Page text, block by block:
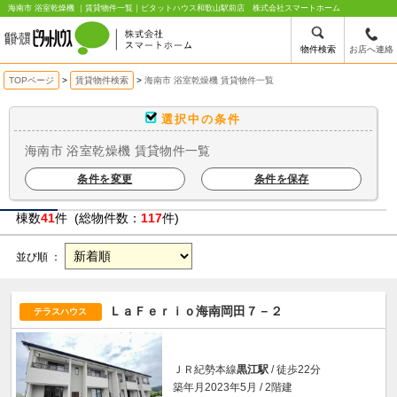
海南市 浴室乾燥機 ｜賃貸物件一覧｜ピタットハウス和歌山駅前店 株式会社スマートホーム
物件検索 お店へ連絡
TOPページ 賃貸物件検索 海南市 浴室乾燥機 賃貸物件一覧
選択中の条件
海南市 浴室乾燥機 賃貸物件一覧
条件を変更 条件を保存
棟数41件 (総物件数： 117件)
並び順 ：
テラスハウス ＬａＦｅｒｉｏ海南岡田７－２
ＪＲ紀勢本線黒江駅 / 徒歩22分
築年月2023年5月 / 2階建